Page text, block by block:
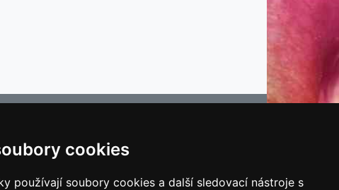
cookies
používají soubory cookies a další sledovací nástroje s